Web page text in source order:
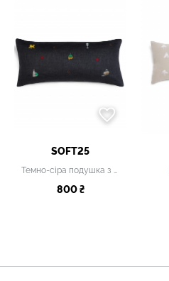
SOFT25
Темно-сіра подушка з вишивкою
800 ₴